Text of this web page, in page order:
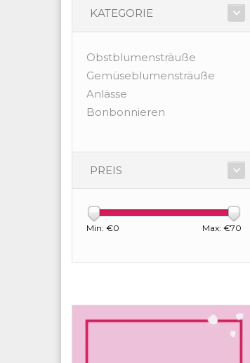
KATEGORIE
Obstblumensträuße
Gemüseblumensträuße
Anlässe
Bonbonnieren
PREIS
Min: €0 Max: €70